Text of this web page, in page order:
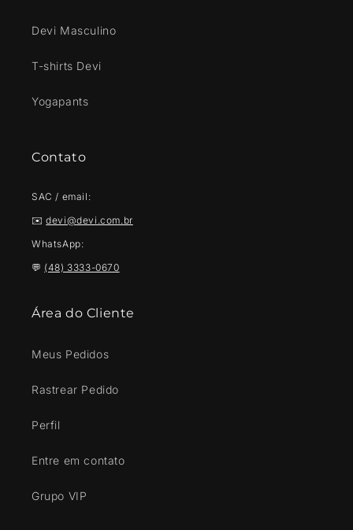
Devi Masculino
T-shirts Devi
Yogapants
Contato
SAC / email:
✉️devi@devi.com.br
WhatsApp:
💬 (48) 3333-0670
Área do Cliente
Meus Pedidos
Rastrear Pedido
Perfil
Entre em contato
Grupo VIP